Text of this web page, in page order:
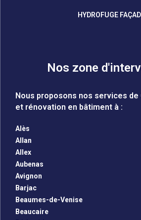
HYDROFUGE
Nos zone
Nous proposons nos services
et rénovation en bâtiment à :
Alès
Allan
Allex
Aubenas
Avignon
Barjac
Beaumes-de-Venise
Beaucaire